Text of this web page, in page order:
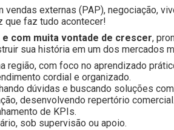
externas (PAP), negociação,
que faz tudo acontecer!
e com muita vontade de crescer,
sua história em um dos mercados
região, com foco no aprendizado
cordial e organizado.
dúvidas e buscando soluções
desenvolvendo repertório comercial.
de KPIs.
sob supervisão ou apoio.